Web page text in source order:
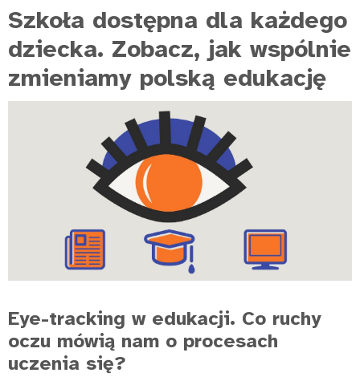
Szkoła dostępna dla każdego
dziecka. Zobacz, jak wspólnie
zmieniamy polską edukację
Eye-tracking w edukacji. Co ruchy
oczu mówią nam o procesach
uczenia się?